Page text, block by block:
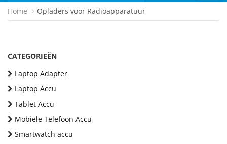
Home Opladers voor Radioapparatuur
CATEGORIEËN
Laptop Adapter
Laptop Accu
Tablet Accu
Mobiele Telefoon Accu
Smartwatch accu